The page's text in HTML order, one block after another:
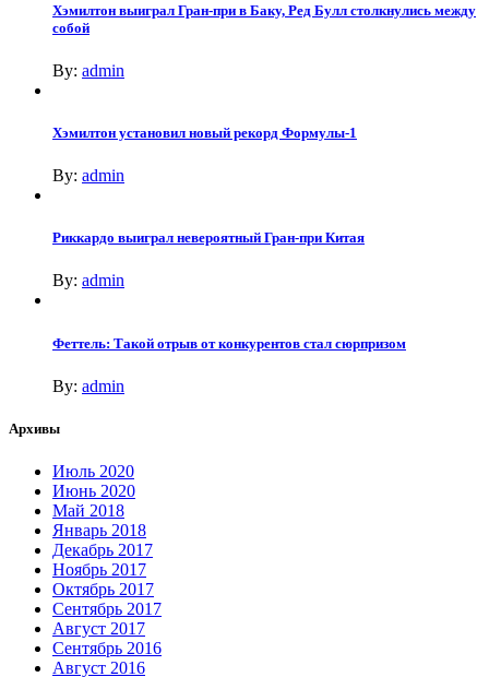
Хэмилтон выиграл Гран-при в Баку, Ред Булл столкнулись между
собой
By: admin
Хэмилтон установил новый рекорд Формулы-1
By: admin
Риккардо выиграл невероятный Гран-при Китая
By: admin
Феттель: Такой отрыв от конкурентов стал сюрпризом
By: admin
Архивы
Июль 2020
Июнь 2020
Май 2018
Январь 2018
Декабрь 2017
Ноябрь 2017
Октябрь 2017
Сентябрь 2017
Август 2017
Сентябрь 2016
Август 2016